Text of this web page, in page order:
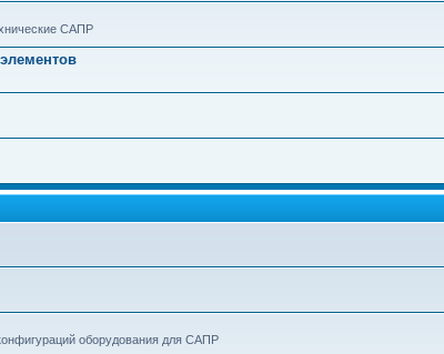
САПР
оборудования для САПР